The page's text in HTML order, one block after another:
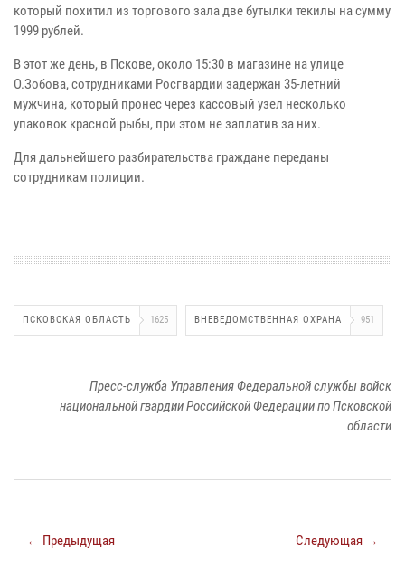
который похитил из торгового зала две бутылки текилы на сумму
1999 рублей.
В этот же день, в Пскове, около 15:30 в магазине на улице
О.Зобова, сотрудниками Росгвардии задержан 35-летний
мужчина, который пронес через кассовый узел несколько
упаковок красной рыбы, при этом не заплатив за них.
Для дальнейшего разбирательства граждане переданы
сотрудникам полиции.
ПСКОВСКАЯ ОБЛАСТЬ 1625 ВНЕВЕДОМСТВЕННАЯ ОХРАНА 951
Пресс-служба Управления Федеральной службы войск
национальной гвардии Российской Федерации по Псковской
области
← Предыдущая Следующая →